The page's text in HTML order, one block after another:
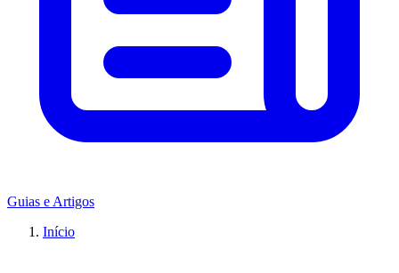
Guias e Artigos
Início